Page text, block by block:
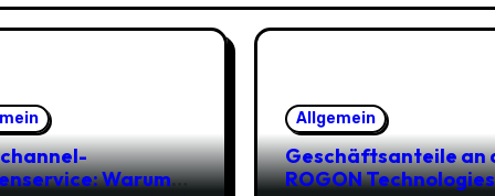
Warum
Allgemein
Geschäftsanteile an
ROGON Technologies